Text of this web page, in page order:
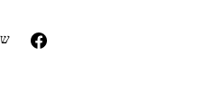
url input